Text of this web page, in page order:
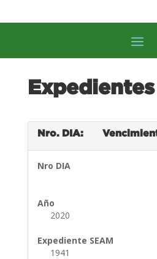
Expedientes
Nro. DIA:
Nro DIA
Año
2020
Expediente SEAM
1941